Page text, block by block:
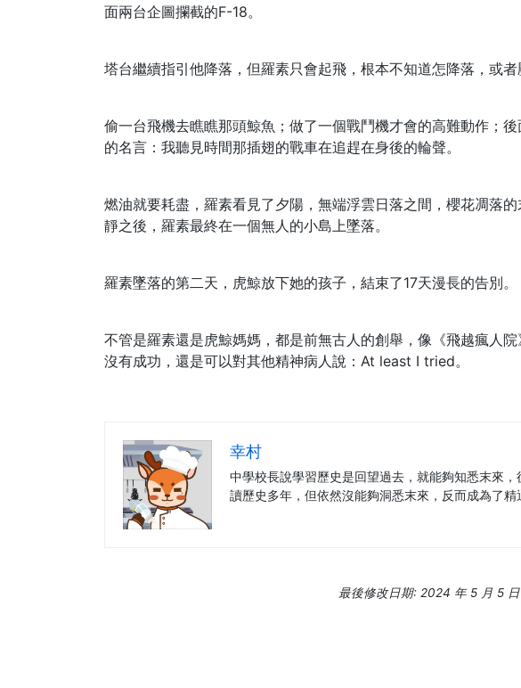
面兩台企圖攔截的F-18。
塔台繼續指引他降落，但羅素只會起飛，根本不知道怎降落，或者
偷一台飛機去瞧瞧那頭鯨魚；做了一個戰鬥機才會的高難動作；
的名言：我聽見時間那插翅的戰車在追趕在身後的輪聲。
燃油就要耗盡，羅素看見了夕陽，無端浮雲日落之間，櫻花凋落
靜之後，羅素最終在一個無人的小島上墜落。
羅素墜落的第二天，虎鯨放下她的孩子，結束了17天漫長的告別。
不管是羅素還是虎鯨媽媽，都是前無古人的創舉，像《飛越瘋人
沒有成功，還是可以對其他精神病人說：At least I tried。
幸村
中學校長說學習歷史是回望過去，就能夠知悉末來，
讀歷史多年，但依然沒能夠洞悉末來，反而成為了精
最後修改日期: 2024 年 5 月 5 日